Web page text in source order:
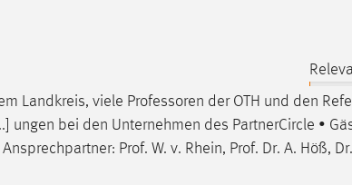
Landkreis, viele Professoren der OTH und den
ungen bei den Unternehmen des PartnerCircle •
Ansprechpartner: Prof. W. v. Rhein, Prof. Dr. A. Höß, Dr.